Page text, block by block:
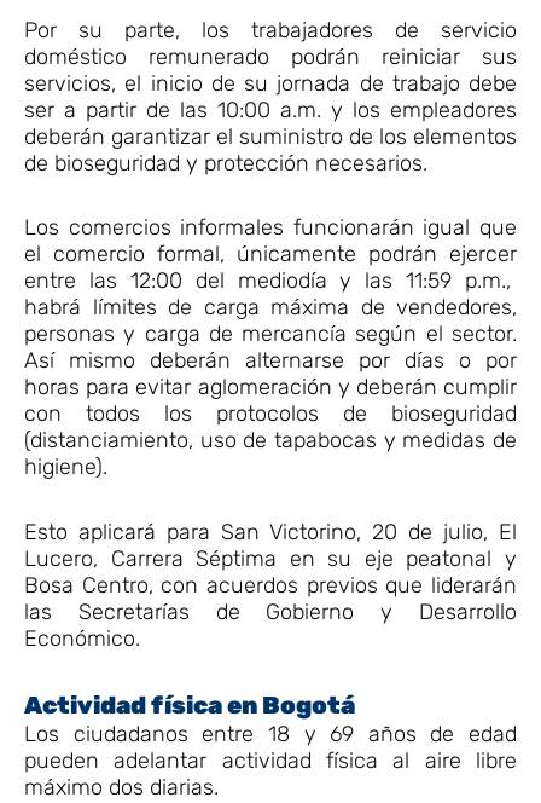
Por su parte, los trabajadores de servicio
doméstico remunerado podrán reiniciar sus
servicios, el inicio de su jornada de trabajo debe
ser a partir de las 10:00 a.m. y los empleadores
deberán garantizar el suministro de los elementos
de bioseguridad y protección necesarios.
Los comercios informales funcionarán igual que
el comercio formal, únicamente podrán ejercer
entre las 12:00 del mediodía y las 11:59 p.m.,
habrá límites de carga máxima de vendedores,
personas y carga de mercancía según el sector.
Así mismo deberán alternarse por días o por
horas para evitar aglomeración y deberán cumplir
con todos los protocolos de bioseguridad
(distanciamiento, uso de tapabocas y medidas de
higiene).
Esto aplicará para San Victorino, 20 de julio, El
Lucero, Carrera Séptima en su eje peatonal y
Bosa Centro, con acuerdos previos que liderarán
las Secretarías de Gobierno y Desarrollo
Económico.
Actividad física en Bogotá
Los ciudadanos entre 18 y 69 años de edad
pueden adelantar actividad física al aire libre
máximo dos diarias.